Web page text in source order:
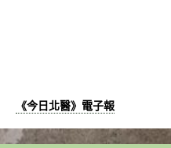
《今日北醫》電子報